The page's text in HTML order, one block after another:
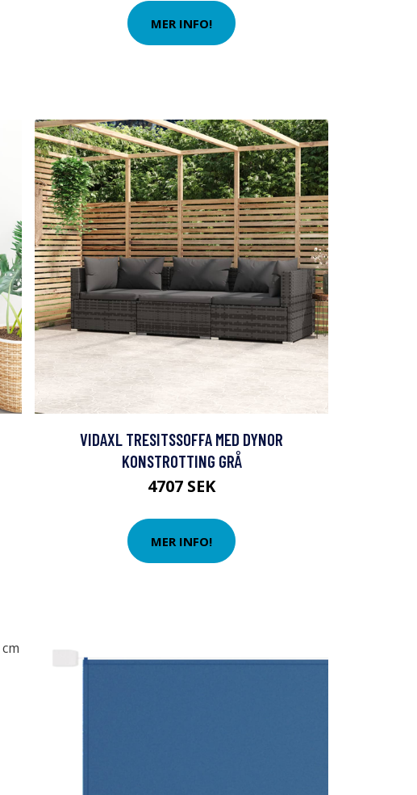
MER INFO!
VIDAXL TRESITSSOFFA MED DYNOR
KONSTROTTING GRÅ
4707 SEK
MER INFO!